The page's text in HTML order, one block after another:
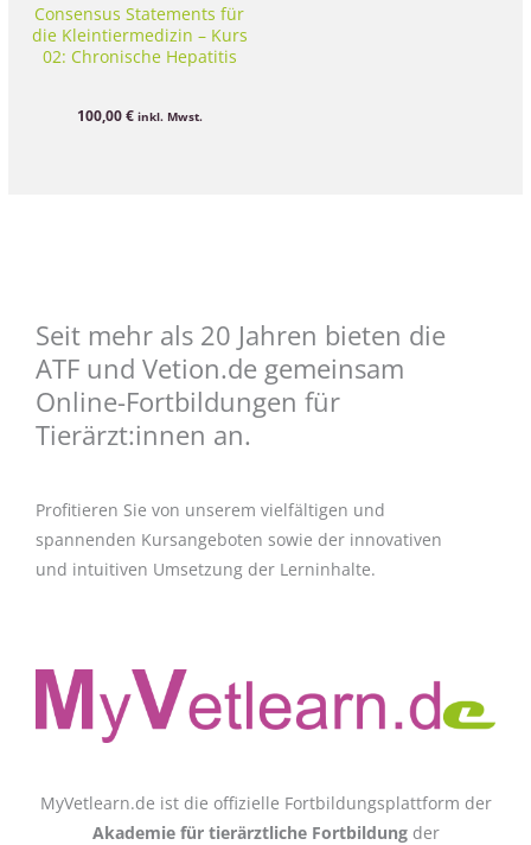
Consensus Statements für
die Kleintiermedizin – Kurs
02: Chronische Hepatitis
100,00€ inkl. Mwst.
Seit mehr als 20 Jahren bieten die
ATF und Vetion.de gemeinsam
Online-Fortbildungen für
Tierärzt:innen an.
Profitieren Sie von unserem vielfältigen und
spannenden Kursangeboten sowie der innovativen
und intuitiven Umsetzung der Lerninhalte.
MyVetlearn.de ist die offizielle Fortbildungsplattform der
Akademie für tierärztliche Fortbildungder